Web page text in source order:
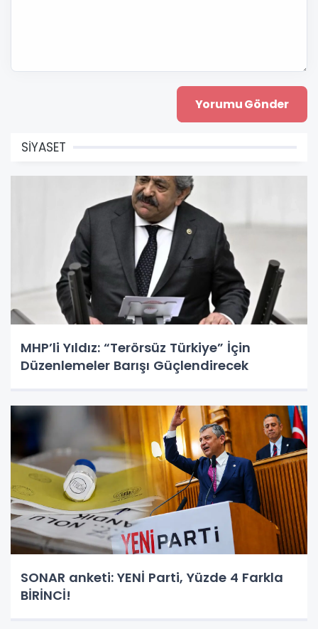
SİYASET
MHP’li Yıldız: “Terörsüz Türkiye” İçin
Düzenlemeler Barışı Güçlendirecek
SONAR anketi: YENİ Parti, Yüzde 4 Farkla
BİRİNCİ!